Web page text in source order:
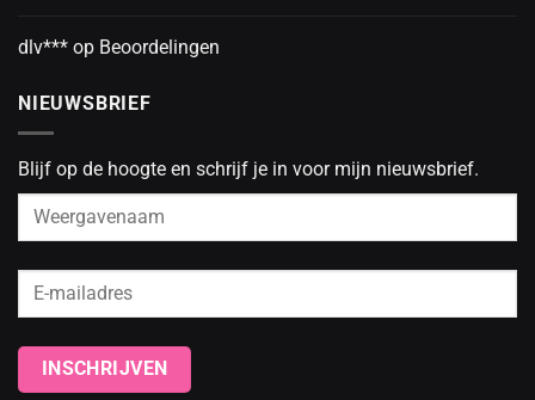
dlv*** op Beoordelingen
NIEUWSBRIEF
Blijf op de hoogte en schrijf je in voor mijn nieuwsbrief.